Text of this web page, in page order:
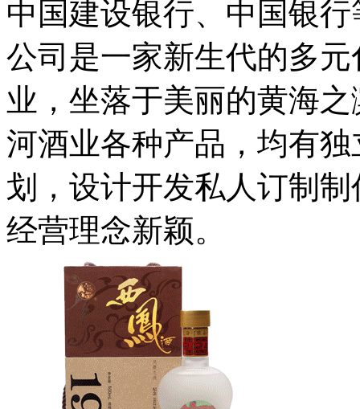
中国建设银行、中国银
公司是一家新生代的多
业，坐落于美丽的黄海
河酒业各种产品，均有
划，设计开发私人订制
经营理念新颖。